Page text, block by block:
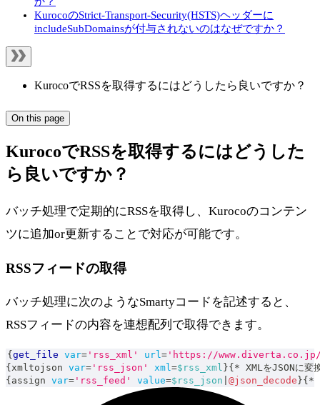
KurocoのStrict-Transport-Security(HSTS)ヘッダーに
includeSubDomainsが付与されないのはなぜですか？
KurocoでRSSを取得するにはどうしたら良いですか？
On this page
KurocoでRSSを取得するにはどうした
ら良いですか？
バッチ処理で定期的にRSSを取得し、Kurocoのコンテン
ツに追加or更新することで対応が可能です。
RSSフィードの取得
バッチ処理に次のようなSmartyコードを記述すると、
RSSフィードの内容を連想配列で取得できます。
{ get_file var= 'rss_xml' url= 'https://
{ xmltojson var= 'rss_json' xml=$rss_xml }{ * XMLをJSONに
{ assign var= 'rss_feed' value=$rss_json @json_decode }{ *